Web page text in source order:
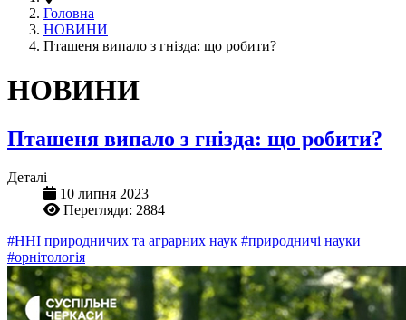
Головна
НОВИНИ
Пташеня випало з гнізда: що робити?
НОВИНИ
Пташеня випало з гнізда: що робити?
Деталі
10 липня 2023
Перегляди: 2884
#ННІ природничих та аграрних наук #природничі науки
#орнітологія